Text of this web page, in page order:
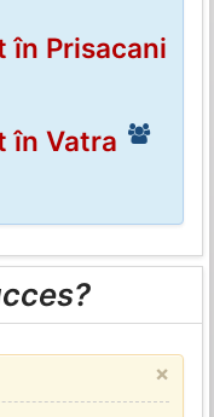
în Prisacani
în Vatra
×